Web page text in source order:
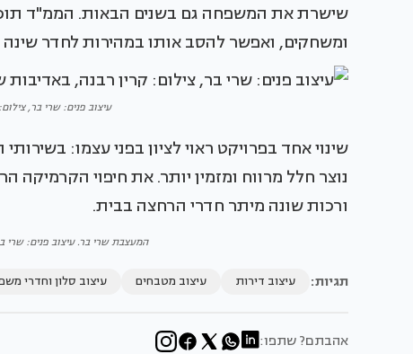
שישרת את המשפחה גם בשנים הבאות. הממ"ד
ומשחקים, ואפשר להסב אותו במהירות לחדר
עיצוב פנים: שרי בר,
שינוי אחד בפרויקט ראוי לציון בפני עצמו:
נוצר חלל מרווח ומזמין יותר. את חיפוי
ורכות שונה מיתר חדרי הרחצה בבית.
המעצבת שרי בר. עיצוב פנים: שרי
תגיות: עיצוב דירות עיצוב מטבחים עיצוב סלון וחדרי
אהבתם? שתפו: